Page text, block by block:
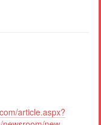
article.aspx?